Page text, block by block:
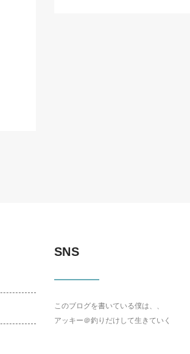
SNS
このブログを書いている僕は、、
アッキー＠釣りだけして生きていく